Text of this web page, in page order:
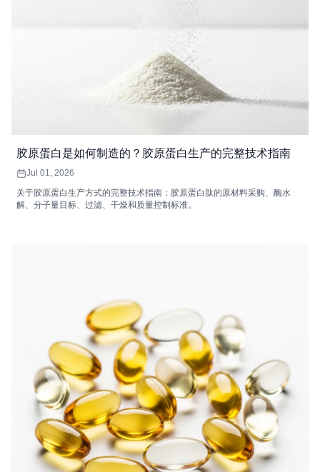
胶原蛋白是如何制造的？胶原蛋白生产的完整技术指南
Jul 01, 2026
关于胶原蛋白生产方式的完整技术指南：胶原蛋白肽的原材料采购、酶水
解、分子量目标、过滤、干燥和质量控制标准。